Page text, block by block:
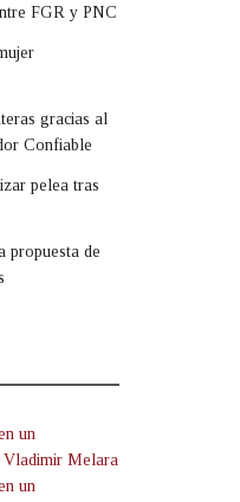
FGR y PNC
gracias al
Confiable
pelea tras
propuesta de
un
Vladimir Melara
un